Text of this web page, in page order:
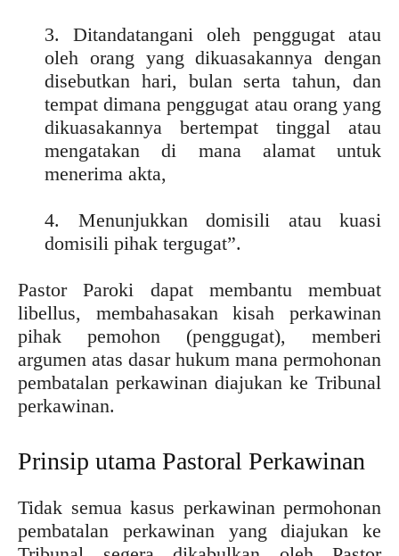
3. Ditandatangani oleh penggugat atau
oleh orang yang dikuasakannya dengan
disebutkan hari, bulan serta tahun, dan
tempat dimana penggugat atau orang yang
dikuasakannya bertempat tinggal atau
mengatakan di mana alamat untuk
menerima akta,
4. Menunjukkan domisili atau kuasi
domisili pihak tergugat”.
Pastor Paroki dapat membantu membuat
libellus, membahasakan kisah perkawinan
pihak pemohon (penggugat), memberi
argumen atas dasar hukum mana permohonan
pembatalan perkawinan diajukan ke Tribunal
perkawinan.
Prinsip utama Pastoral Perkawinan
Tidak semua kasus perkawinan permohonan
pembatalan perkawinan yang diajukan ke